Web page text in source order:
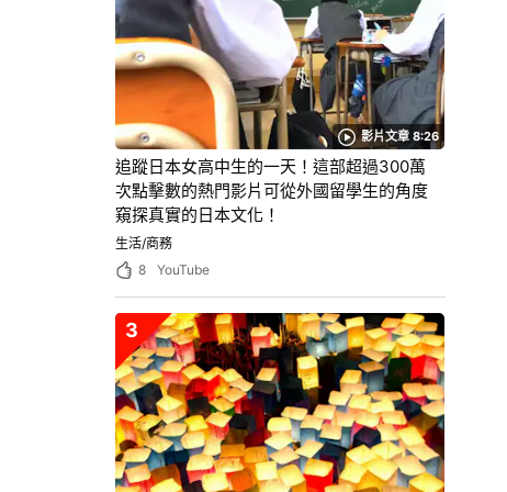
影片文章 8:26
追蹤日本女高中生的一天！這部超過300萬
次點擊數的熱門影片可從外國留學生的角度
窺探真實的日本文化！
生活/商務
8
YouTube
3